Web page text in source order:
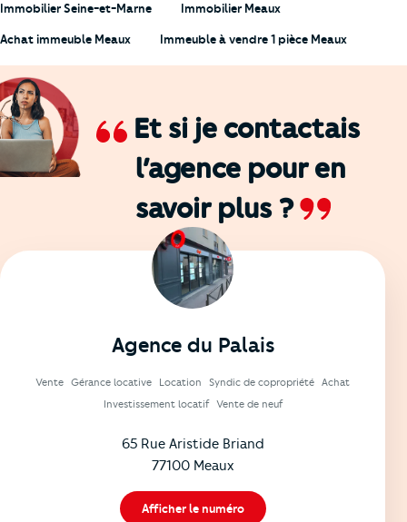
Immobilier Seine-et-Marne Immobilier Meaux
Achat immeuble Meaux Immeuble à vendre 1 pièce Meaux
Et si je contactais
l’agence pour en
savoir plus ?
Agence du Palais
Vente Gérance locative Location Syndic de copropriété Achat
Investissement locatif
Vente de neuf
65 Rue Aristide Briand
77100 Meaux
Afficher le numéro